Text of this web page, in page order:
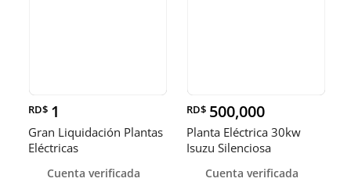
RD$ 1
Gran Liquidación Plantas
Eléctricas
Cuenta verificada
RD$ 500,000
Planta Eléctrica 30kw
Isuzu Silenciosa
Cuenta verificada